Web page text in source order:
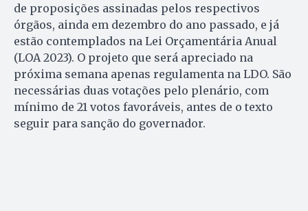
de proposições assinadas pelos respectivos
órgãos, ainda em dezembro do ano passado, e já
estão contemplados na Lei Orçamentária Anual
(LOA 2023). O projeto que será apreciado na
próxima semana apenas regulamenta na LDO. São
necessárias duas votações pelo plenário, com
mínimo de 21 votos favoráveis, antes de o texto
seguir para sanção do governador.